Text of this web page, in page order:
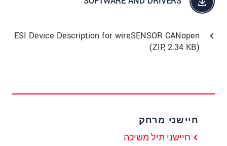
ESI Device Description for wireSENSOR CANopen
(ZIP, 2.34 KB)
חיישני מרחק
חיישני תיל משיכה